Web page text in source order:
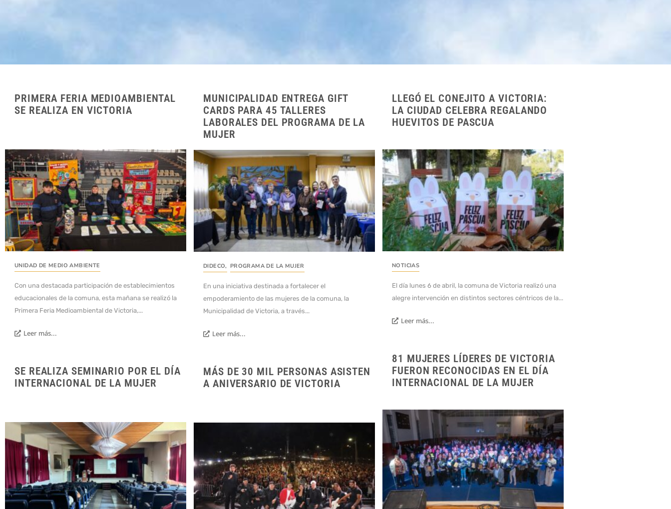
PRIMERA FERIA MEDIOAMBIENTAL
SE REALIZA EN VICTORIA
UNIDAD DE MEDIO AMBIENTE
Con una destacada participación de establecimientos
educacionales de la comuna, esta mañana se realizó la
Primera Feria Medioambiental de Victoria,...
Leer más...
MUNICIPALIDAD ENTREGA GIFT
CARDS PARA 45 TALLERES
LABORALES DEL PROGRAMA DE LA
MUJER
DIDECO, PROGRAMA DE LA MUJER
En una iniciativa destinada a fortalecer el
empoderamiento de las mujeres de la comuna, la
Municipalidad de Victoria, a través...
Leer más...
LLEGÓ EL CONEJITO A VICTORIA:
LA CIUDAD CELEBRA REGALANDO
HUEVITOS DE PASCUA
NOTICIAS
El día lunes 6 de abril, la comuna de Victoria realizó una
alegre intervención en distintos sectores céntricos de la...
Leer más...
81 MUJERES LÍDERES DE VICTORIA
FUERON RECONOCIDAS EN EL DÍA
INTERNACIONAL DE LA MUJER
SE REALIZA SEMINARIO POR EL DÍA
INTERNACIONAL DE LA MUJER
MÁS DE 30 MIL PERSONAS ASISTEN
A ANIVERSARIO DE VICTORIA